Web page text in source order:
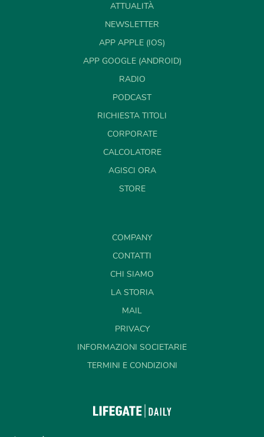
ATTUALITÀ
NEWSLETTER
APP APPLE (IOS)
APP GOOGLE (ANDROID)
RADIO
PODCAST
RICHIESTA TITOLI
CORPORATE
CALCOLATORE
AGISCI ORA
STORE
COMPANY
CONTATTI
CHI SIAMO
LA STORIA
MAIL
PRIVACY
INFORMAZIONI SOCIETARIE
TERMINI E CONDIZIONI